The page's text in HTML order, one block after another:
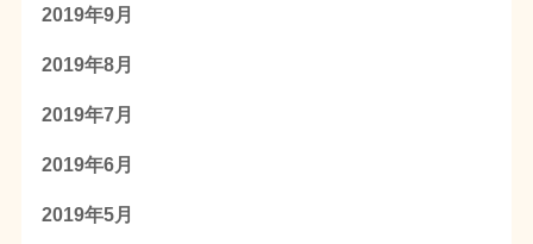
2019年9月
2019年8月
2019年7月
2019年6月
2019年5月